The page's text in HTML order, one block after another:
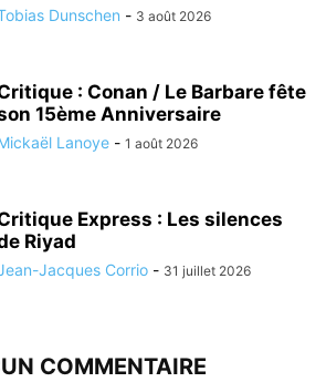
Dunschen - 3 août 2026
: Conan / Le Barbare fête
15ème Anniversaire
Lanoye - 1 août 2026
Express : Les silences
Riyad
Jacques Corrio - 31 juillet 2026
COMMENTAIRE